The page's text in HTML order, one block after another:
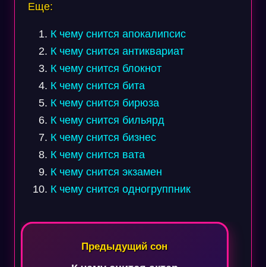
Еще:
К чему снится апокалипсис
К чему снится антиквариат
К чему снится блокнот
К чему снится бита
К чему снится бирюза
К чему снится бильярд
К чему снится бизнес
К чему снится вата
К чему снится экзамен
К чему снится одногруппник
Навигация
Предыдущий сон